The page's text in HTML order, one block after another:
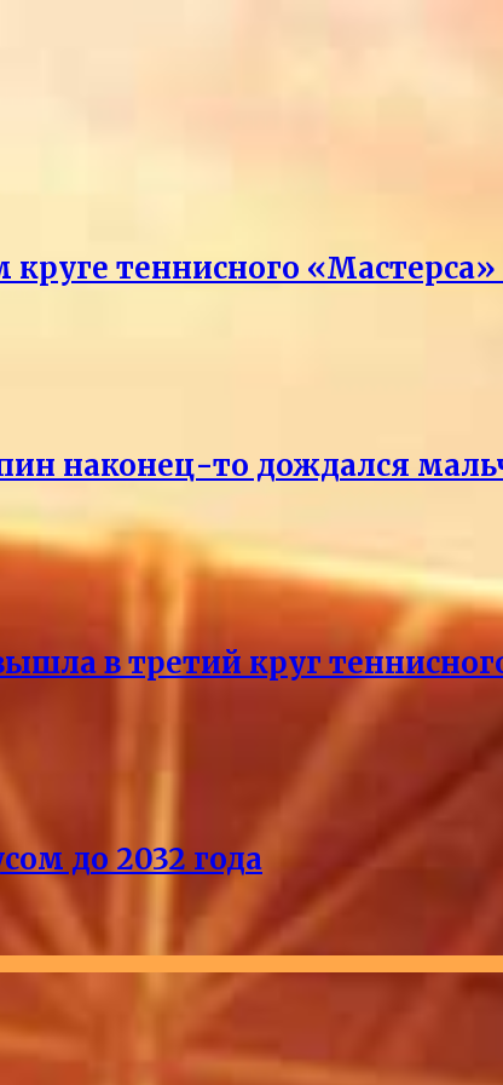
теннисного
наконец-то дождался
в третий круг
до 2032 года